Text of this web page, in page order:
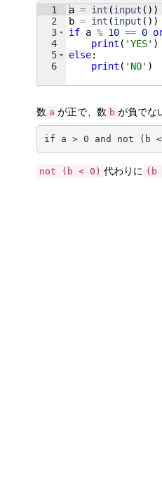
1
2
3
4
5
6
a = int (input ( ))
b = int (input ( ))
if a % 10 == 0
print ( 'YES' )
else:
print ( 'NO' )
数 a が正で、数 b が負でな
not (b < 0) 代わりに (b